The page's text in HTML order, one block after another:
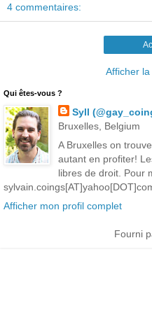
4 commentaires:
Afficher
Qui êtes-vous ?
Syll
Bruxelles, Belgium
A Bruxelles on
autant en profiter!
libres de droit. Pour
Afficher mon profil complet
Fourni